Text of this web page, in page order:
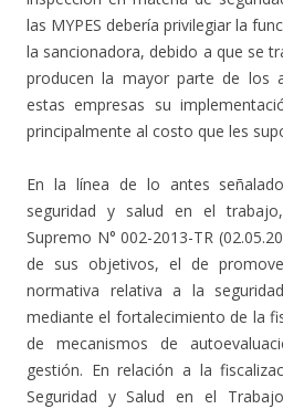
las MYPES debería privilegiar la
la sancionadora, debido a que se
producen la mayor parte de los
estas empresas su
principalmente al costo que les
En la línea de lo antes
seguridad y salud en el
Supremo N° 002-2013-TR
de sus objetivos, el de
normativa relativa a la
mediante el fortalecimiento de la
de mecanismos de
gestión. En relación a la
Seguridad y Salud en el